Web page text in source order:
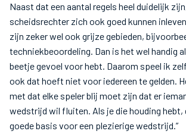
Naast dat een aantal regels heel duidelijk
scheidsrechter zich ook goed kunnen
zijn zeker wel ook grijze gebieden,
techniekbeoordeling. Dan is het wel handig
beetje gevoel voor hebt. Daarom speel ik
ook dat hoeft niet voor iedereen te gelden.
met dat elke speler blij moet zijn dat er
wedstrijd wil fluiten. Als je die houding hebt,
goede basis voor een plezierige wedstrijd.”